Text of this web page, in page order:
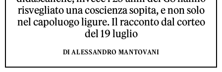
risvegliato una coscienza sopita, e non solo
nel capoluogo ligure. Il racconto dal corteo
del 19 luglio
DI ALESSANDRO MANTOVANI